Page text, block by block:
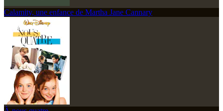
Calamity, une enfance de Martha Jane Cannary